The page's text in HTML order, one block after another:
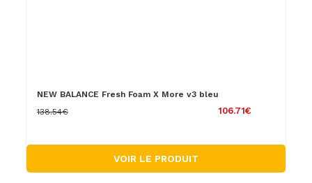
NEW BALANCE Fresh Foam X More v3 bleu
106.71€
138.54€
VOIR LE PRODUIT